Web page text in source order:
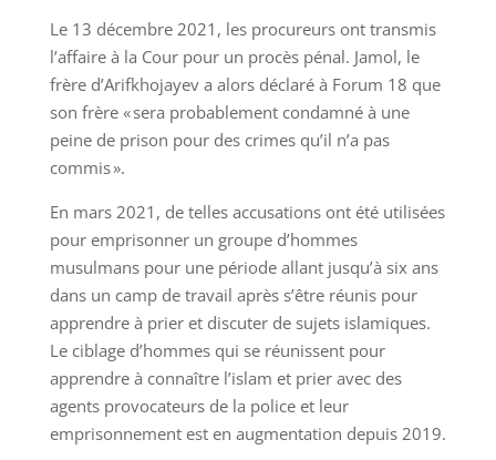
Le 13 décembre 2021, les procureurs ont transmis
l’affaire à la Cour pour un procès pénal. Jamol, le
frère d’Arifkhojayev a alors déclaré à Forum 18 que
son frère « sera probablement condamné à une
peine de prison pour des crimes qu’il n’a pas
commis ».
En mars 2021, de telles accusations ont été utilisées
pour emprisonner un groupe d’hommes
musulmans pour une période allant jusqu’à six ans
dans un camp de travail après s’être réunis pour
apprendre à prier et discuter de sujets islamiques.
Le ciblage d’hommes qui se réunissent pour
apprendre à connaître l’islam et prier avec des
agents provocateurs de la police et leur
emprisonnement est en augmentation depuis 2019.